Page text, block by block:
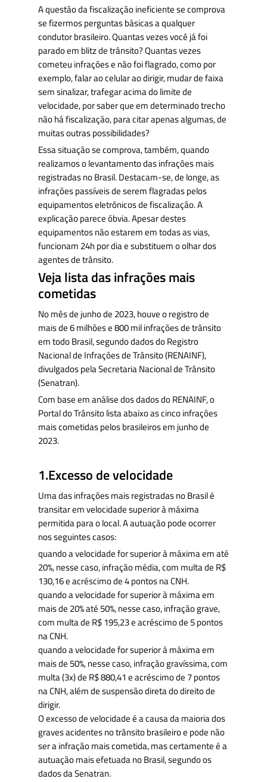
A questão da fiscalização ineficiente se comprova
se fizermos perguntas básicas a qualquer
condutor brasileiro. Quantas vezes você já foi
parado em blitz de trânsito? Quantas vezes
cometeu infrações e não foi flagrado, como por
exemplo, falar ao celular ao dirigir, mudar de faixa
sem sinalizar, trafegar acima do limite de
velocidade, por saber que em determinado trecho
não há fiscalização, para citar apenas algumas, de
muitas outras possibilidades?
Essa situação se comprova, também, quando
realizamos o levantamento das infrações mais
registradas no Brasil. Destacam-se, de longe, as
infrações passíveis de serem flagradas pelos
equipamentos eletrônicos de fiscalização. A
explicação parece óbvia. Apesar destes
equipamentos não estarem em todas as vias,
funcionam 24h por dia e substituem o olhar dos
agentes de trânsito.
Veja lista das infrações mais
cometidas
No mês de junho de 2023, houve o registro de
mais de 6 milhões e 800 mil infrações de trânsito
em todo Brasil, segundo dados do Registro
Nacional de Infrações de Trânsito (RENAINF),
divulgados pela Secretaria Nacional de Trânsito
(Senatran).
Com base em análise dos dados do RENAINF, o
Portal do Trânsito lista abaixo as cinco infrações
mais cometidas pelos brasileiros em junho de
2023.
1.Excesso de velocidade
Uma das infrações mais registradas no Brasil é
transitar em velocidade superior à máxima
permitida para o local. A autuação pode ocorrer
nos seguintes casos:
quando a velocidade for superior à máxima em até
20%, nesse caso, infração média, com multa de R$
130,16 e acréscimo de 4 pontos na CNH.
quando a velocidade for superior à máxima em
mais de 20% até 50%, nesse caso, infração grave,
com multa de R$ 195,23 e acréscimo de 5 pontos
na CNH.
quando a velocidade for superior à máxima em
mais de 50%, nesse caso, infração gravíssima, com
multa (3x) de R$ 880,41 e acréscimo de 7 pontos
na CNH, além de suspensão direta do direito de
dirigir.
O excesso de velocidade é a causa da maioria dos
graves acidentes no trânsito brasileiro e pode não
ser a infração mais cometida, mas certamente é a
autuação mais efetuada no Brasil, segundo os
dados da Senatran.